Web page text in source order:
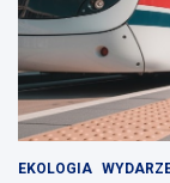
EKOLOGIA